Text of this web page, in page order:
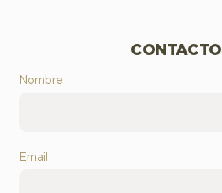
CONTACTO
Nombre
Email